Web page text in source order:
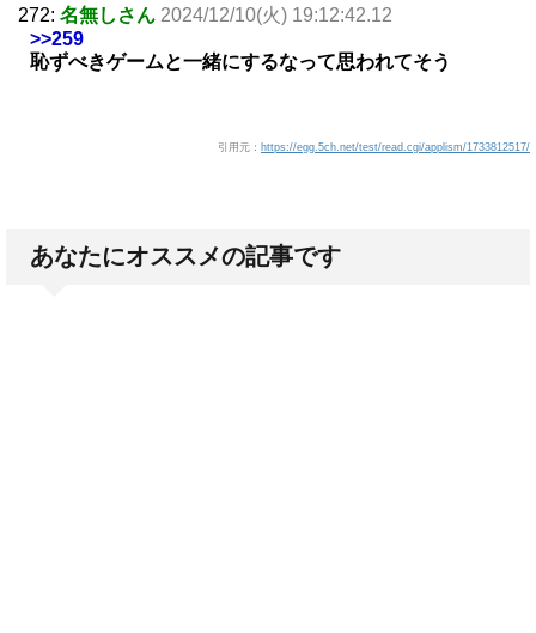
272: 名無しさん 2024/12/10(火) 19:12:42.12
>>259
恥ずべきゲームと一緒にするなって思われてそう
引用元： https://egg.5ch.net/test/read.cgi/applism/1733812517/
あなたにオススメの記事です